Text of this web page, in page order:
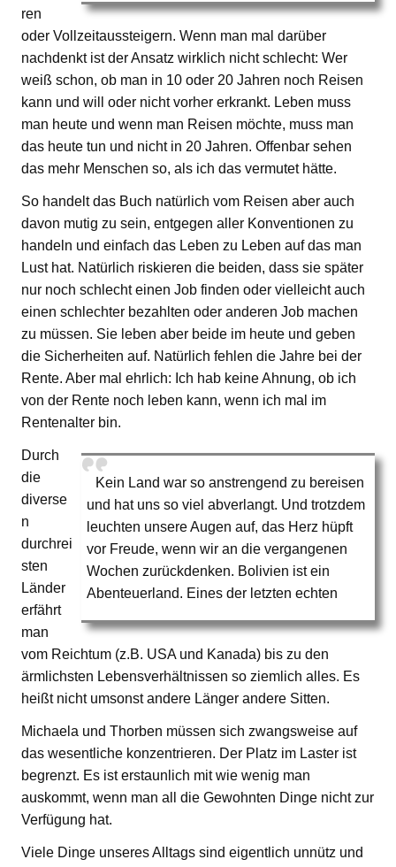
ren
oder Vollzeitaussteigern. Wenn man mal darüber
nachdenkt ist der Ansatz wirklich nicht schlecht: Wer
weiß schon, ob man in 10 oder 20 Jahren noch Reisen
kann und will oder nicht vorher erkrankt. Leben muss
man heute und wenn man Reisen möchte, muss man
das heute tun und nicht in 20 Jahren. Offenbar sehen
das mehr Menschen so, als ich das vermutet hätte.
So handelt das Buch natürlich vom Reisen aber auch
davon mutig zu sein, entgegen aller Konventionen zu
handeln und einfach das Leben zu Leben auf das man
Lust hat. Natürlich riskieren die beiden, dass sie später
nur noch schlecht einen Job finden oder vielleicht auch
einen schlechter bezahlten oder anderen Job machen
zu müssen. Sie leben aber beide im heute und geben
die Sicherheiten auf. Natürlich fehlen die Jahre bei der
Rente. Aber mal ehrlich: Ich hab keine Ahnung, ob ich
von der Rente noch leben kann, wenn ich mal im
Rentenalter bin.
Kein Land war so anstrengend zu bereisen
und hat uns so viel abverlangt. Und trotzdem
leuchten unsere Augen auf, das Herz hüpft
vor Freude, wenn wir an die vergangenen
Wochen zurückdenken. Bolivien ist ein
Abenteuerland. Eines der letzten echten
Durch
die
diverse
n
durchrei
sten
Länder
erfährt
man
vom Reichtum (z.B. USA und Kanada) bis zu den
ärmlichsten Lebensverhältnissen so ziemlich alles. Es
heißt nicht umsonst andere Länger andere Sitten.
Michaela und Thorben müssen sich zwangsweise auf
das wesentliche konzentrieren. Der Platz im Laster ist
begrenzt. Es ist erstaunlich mit wie wenig man
auskommt, wenn man all die Gewohnten Dinge nicht zur
Verfügung hat.
Viele Dinge unseres Alltags sind eigentlich unnütz und